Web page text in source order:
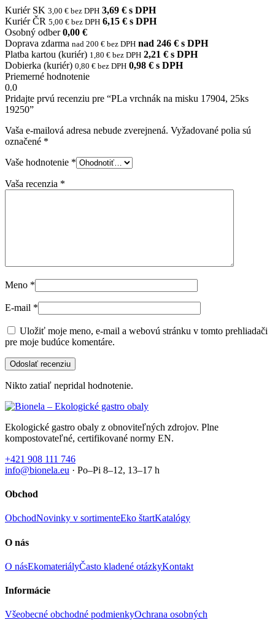
Kuriér SK 3,00 € bez DPH 3,69 € s DPH
Kuriér ČR 5,00 € bez DPH 6,15 € s DPH
Osobný odber 0,00 €
Doprava zdarma nad 200 € bez DPH nad 246 € s DPH
Platba kartou (kuriér) 1,80 € bez DPH 2,21 € s DPH
Dobierka (kuriér) 0,80 € bez DPH 0,98 € s DPH
Priemerné hodnotenie
0.0
Pridajte prvú recenziu pre “PLa vrchnák na misku 17904, 25ks
19250”
Vaša e-mailová adresa nebude zverejnená. Vyžadované polia sú
označené *
Vaše hodnotenie *
Vaša recenzia *
Meno *
E-mail *
Uložiť moje meno, e-mail a webovú stránku v tomto prehliadači
pre moje budúce komentáre.
Nikto zatiaľ nepridal hodnotenie.
Ekologické gastro obaly z obnoviteľných zdrojov. Plne
kompostovateľné, certifikované normy EN.
+421 908 111 746
info@bionela.eu · Po–Pi 8–12, 13–17 h
Obchod
ObchodNovinky v sortimenteEko štartKatalógy
O nás
O násEkomateriályČasto kladené otázkyKontakt
Informácie
Všeobecné obchodné podmienkyOchrana osobných